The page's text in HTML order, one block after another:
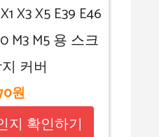
X3 X5 E39 E46
M3 M5 용 스크
커버
원
지 확인하기